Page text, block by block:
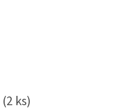
(2 ks)